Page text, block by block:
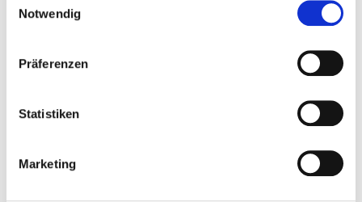
Cookies, wenn Sie unsere Webseite weiterhin nutzen.
Notwendig
Präferenzen
Statistiken
Marketing
Please log in with your personal BMA access data to
gain easy access to protected content such as
studies and other documents. At the same time, you
will be logged directly into the association software,
personal data. If you do not yet have access, please
Reset password